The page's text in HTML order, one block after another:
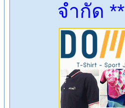
จำกัด **